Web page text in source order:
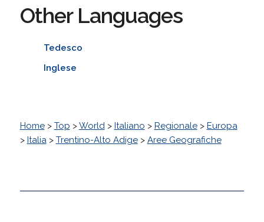
Other Languages
Tedesco
Inglese
Home> Top >World> Italiano > Regionale> Europa
> Italia> Trentino-Alto Adige> Aree Geografiche